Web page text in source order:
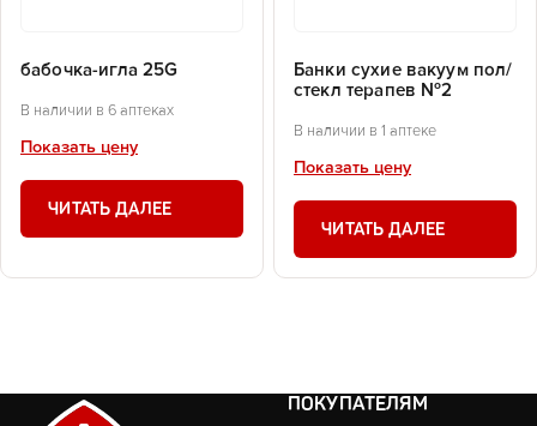
бабочка-игла 25G
В наличии в 6 аптеках
Показать цену
ЧИТАТЬ ДАЛЕЕ
Банки сухие вакуум пол/
стекл терапев №2
В наличии в 1 аптеке
Показать цену
ЧИТАТЬ ДАЛЕЕ
ПОКУПАТЕЛЯМ